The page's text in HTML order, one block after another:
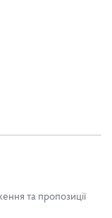
та пропозиції